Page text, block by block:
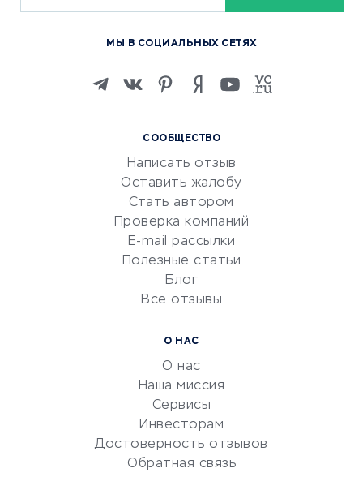
Изучение иностранных
Маркетинг и продажи
Репетиторство
Красота и здоровье
Сервисы по поиску работы
Сетевой маркетинг
УСЛУГИ ДЛЯ БИЗНЕСА
документооборот
Юридические компании
СООБЩЕСТВО
Написать отзыв
Оставить жалобу
Стать автором
Проверка компаний
E-mail рассылки
Полезные статьи
Блог
Все отзывы
О НАС
О нас
Наша миссия
Сервисы
Инвесторам
Достоверность отзывов
Обратная связь
МЫ В СОЦИАЛЬНЫХ СЕТЯХ